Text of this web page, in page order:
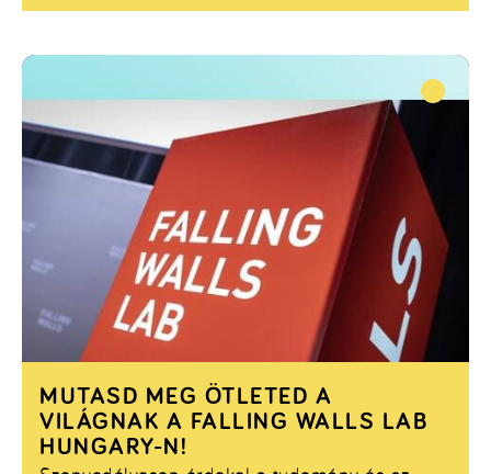
MUTASD MEG ÖTLETED A
VILÁGNAK A FALLING WALLS LAB
HUNGARY-N!